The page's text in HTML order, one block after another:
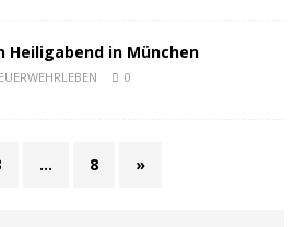
Heiligabend in München
0
… 8 »